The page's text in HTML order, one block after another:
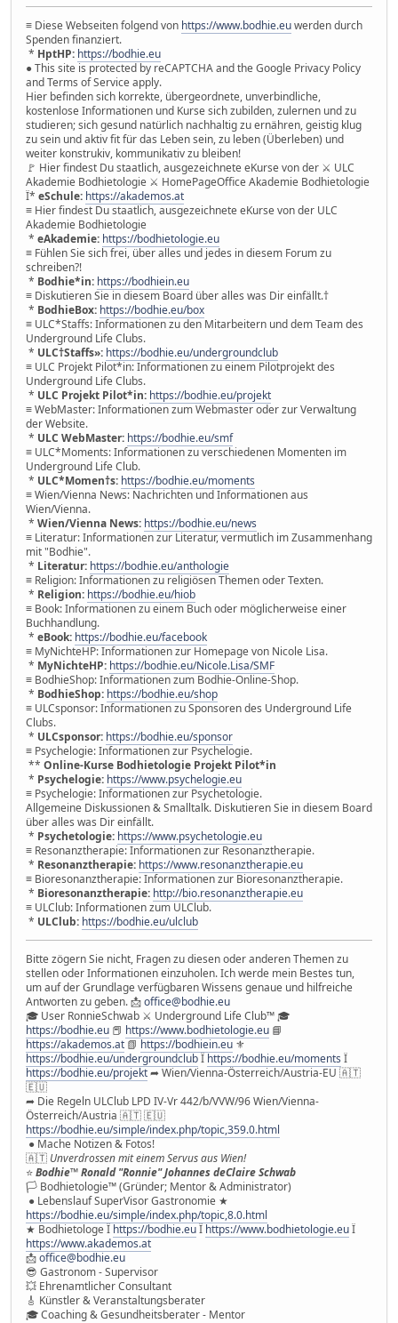
≡ Diese Webseiten folgend von https://www.bodhie.euwerden durch
Spenden finanziert.
* HptHP: https://bodhie.eu
● This site is protected by reCAPTCHA and the Google Privacy Policy
and Terms of Service apply.
Hier befinden sich korrekte, übergeordnete, unverbindliche,
kostenlose Informationen und Kurse sich zubilden, zulernen und zu
studieren; sich gesund natürlich nachhaltig zu ernähren, geistig klug
zu sein und aktiv fit für das Leben sein, zu leben (Überleben) und
weiter konstrukiv, kommunikativ zu bleiben!
🚩 Hier findest Du staatlich, ausgezeichnete eKurse von der ⚔ ULC
Akademie Bodhietologie ⚔ HomePageOffice Akademie Bodhietologie
Ï* eSchule: https://akademos.at
≡ Hier findest Du staatlich, ausgezeichnete eKurse von der ULC
Akademie Bodhietologie
* eAkademie: https://bodhietologie.eu
≡ Fühlen Sie sich frei, über alles und jedes in diesem Forum zu
schreiben?!
* Bodhie*in: https://bodhiein.eu
≡ Diskutieren Sie in diesem Board über alles was Dir einfällt.†
* BodhieBox: https://bodhie.eu/box
≡ ULC*Staffs: Informationen zu den Mitarbeitern und dem Team des
Underground Life Clubs.
* ULC†Staffs»: https://bodhie.eu/undergroundclub
≡ ULC Projekt Pilot*in: Informationen zu einem Pilotprojekt des
Underground Life Clubs.
* ULC Projekt Pilot*in: https://bodhie.eu/projekt
≡ WebMaster: Informationen zum Webmaster oder zur Verwaltung
der Website.
* ULC WebMaster: https://bodhie.eu/smf
≡ ULC*Moments: Informationen zu verschiedenen Momenten im
Underground Life Club.
* ULC*Momen†s: https://bodhie.eu/moments
≡ Wien/Vienna News: Nachrichten und Informationen aus
Wien/Vienna.
* Wien/Vienna News: https://bodhie.eu/news
≡ Literatur: Informationen zur Literatur, vermutlich im Zusammenhang
mit "Bodhie".
* Literatur: https://bodhie.eu/anthologie
≡ Religion: Informationen zu religiösen Themen oder Texten.
* Religion: https://bodhie.eu/hiob
≡ Book: Informationen zu einem Buch oder möglicherweise einer
Buchhandlung.
* eBook: https://bodhie.eu/facebook
≡ MyNichteHP: Informationen zur Homepage von Nicole Lisa.
* MyNichteHP: https://bodhie.eu/Nicole.Lisa/SMF
≡ BodhieShop: Informationen zum Bodhie-Online-Shop.
* BodhieShop: https://bodhie.eu/shop
≡ ULCsponsor: Informationen zu Sponsoren des Underground Life
Clubs.
* ULCsponsor: https://bodhie.eu/sponsor
≡ Psychelogie: Informationen zur Psychelogie.
** Online-Kurse Bodhietologie Projekt Pilot*in
* Psychelogie: https://www.psychelogie.eu
≡ Psychelogie: Informationen zur Psychetologie.
Allgemeine Diskussionen & Smalltalk. Diskutieren Sie in diesem Board
über alles was Dir einfällt.
* Psychetologie: https://www.psychetologie.eu
≡ Resonanztherapie: Informationen zur Resonanztherapie.
* Resonanztherapie: https://www.resonanztherapie.eu
≡ Bioresonanztherapie: Informationen zur Bioresonanztherapie.
* Bioresonanztherapie: http://bio.resonanztherapie.eu
≡ ULClub: Informationen zum ULClub.
* ULClub: https://bodhie.eu/ulclub
Bitte zögern Sie nicht, Fragen zu diesen oder anderen Themen zu
stellen oder Informationen einzuholen. Ich werde mein Bestes tun,
um auf der Grundlage verfügbaren Wissens genaue und hilfreiche
Antworten zu geben. 📩office@bodhie.eu
🎓 User RonnieSchwab ⚔ Underground Life Club™ 🎓
https://bodhie.eu 📕 https://www.bodhietologie.eu 📘
https://akademos.at 📗 https://bodhiein.eu ⚜
https://bodhie.eu/undergroundclubÏ https://bodhie.eu/moments Ï
https://bodhie.eu/projekt➦ Wien/Vienna-Österreich/Austria-EU 🇦🇹
🇪🇺
➦ Die Regeln ULClub LPD IV-Vr 442/b/VVW/96 Wien/Vienna-
Österreich/Austria 🇦🇹 🇪🇺
https://bodhie.eu/simple/index.php/topic,359.0.html
● Mache Notizen & Fotos!
🇦🇹 Unverdrossen mit einem Servus aus Wien!
⭐️Bodhie™ Ronald "Ronnie" Johannes deClaire Schwab
🏳 Bodhietologie™ (Gründer; Mentor & Administrator)
● Lebenslauf SuperVisor Gastronomie ★
https://bodhie.eu/simple/index.php/topic,8.0.html
★ Bodhietologe Ï https://bodhie.euÏ https://www.bodhietologie.euÏ
https://www.akademos.at
📩office@bodhie.eu
😎 Gastronom - Supervisor
💥 Ehrenamtlicher Consultant
🎸 Künstler & Veranstaltungsberater
🎓 Coaching & Gesundheitsberater - Mentor